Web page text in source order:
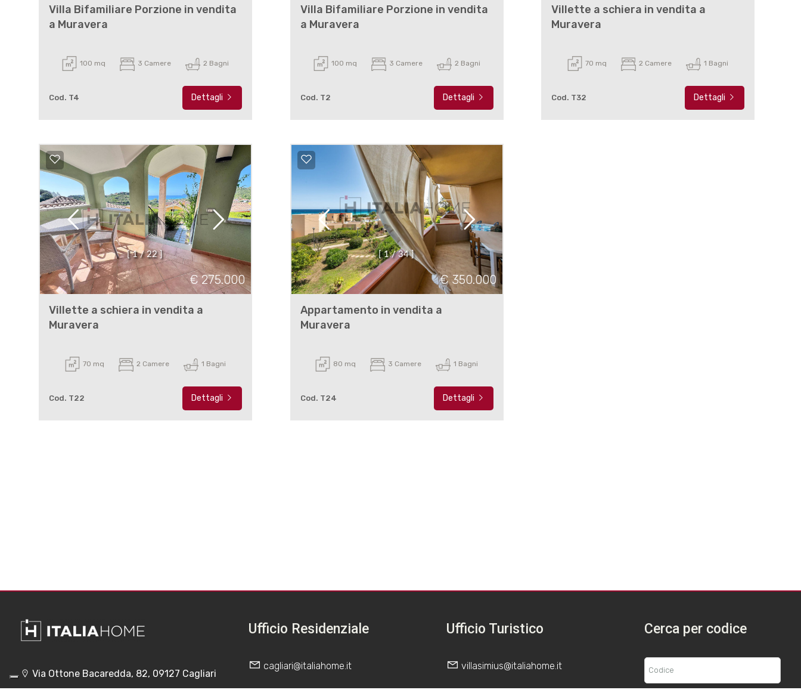
Villa Bifamiliare Porzione in vendita
a Muravera
100 mq 3 Camere 2 Bagni
Cod. T4 Dettagli
Villa Bifamiliare Porzione in vendita
a Muravera
100 mq 3 Camere 2 Bagni
Cod. T2 Dettagli
Villette a schiera in vendita a
Muravera
70 mq 2 Camere 1 Bagni
Cod. T32 Dettagli
[ 1 / 22 ]
€ 275.000
Villette a schiera in vendita a
Muravera
70 mq 2 Camere 1 Bagni
Cod. T22 Dettagli
[ 1 / 34 ]
€ 350.000
Appartamento in vendita a
Muravera
80 mq 3 Camere 1 Bagni
Cod. T24 Dettagli
Via Ottone Bacaredda, 82, 09127 Cagliari
Ufficio Residenziale
cagliari@italiahome.it
Ufficio Turistico
villasimius@italiahome.it
Cerca per codice